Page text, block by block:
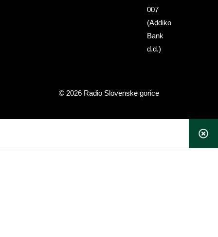
007
(Addiko
Bank
d.d.)
© 2026 Radio Slovenske gorice